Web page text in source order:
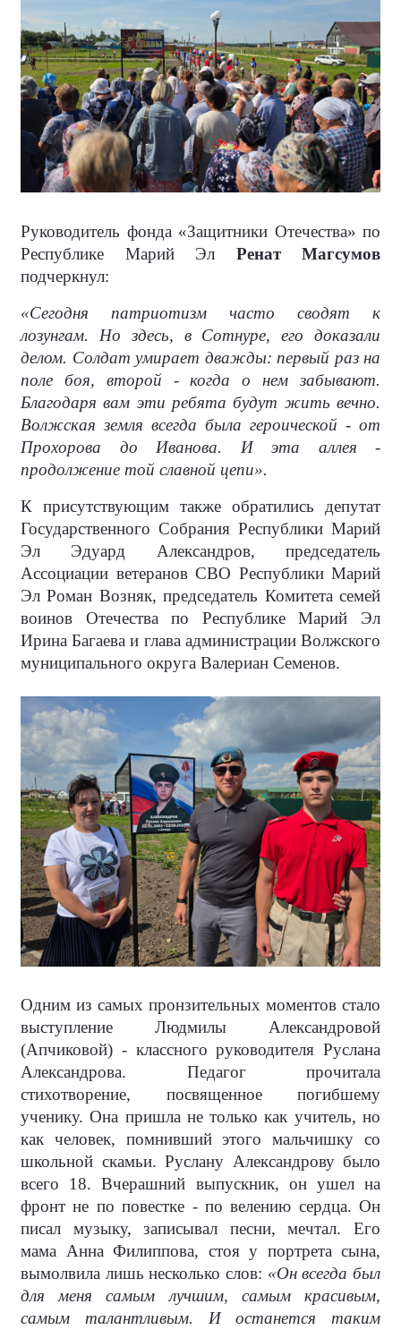
Руководитель фонда «Защитники Отечества» по
Республике Марий Эл Ренат Магсумов
подчеркнул:
«Сегодня патриотизм часто сводят к
лозунгам. Но здесь, в Сотнуре, его доказали
делом. Солдат умирает дважды: первый раз на
поле боя, второй - когда о нем забывают.
Благодаря вам эти ребята будут жить вечно.
Волжская земля всегда была героической - от
Прохорова до Иванова. И эта аллея -
продолжение той славной цепи».
К присутствующим также обратились депутат
Государственного Собрания Республики Марий
Эл Эдуард Александров, председатель
Ассоциации ветеранов СВО Республики Марий
Эл Роман Возняк, председатель Комитета семей
воинов Отечества по Республике Марий Эл
Ирина Багаева и глава администрации Волжского
муниципального округа Валериан Семенов.
Одним из самых пронзительных моментов стало
выступление Людмилы Александровой
(Апчиковой) - классного руководителя Руслана
Александрова. Педагог прочитала
стихотворение, посвященное погибшему
ученику. Она пришла не только как учитель, но
как человек, помнивший этого мальчишку со
школьной скамьи. Руслану Александрову было
всего 18. Вчерашний выпускник, он ушел на
фронт не по повестке - по велению сердца. Он
писал музыку, записывал песни, мечтал. Его
мама Анна Филиппова, стоя у портрета сына,
вымолвила лишь несколько слов: «Он всегда был
для меня самым лучшим, самым красивым,
самым талантливым. И останется таким